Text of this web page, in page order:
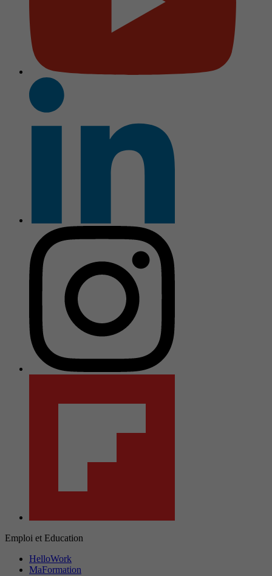
Emploi et Education
HelloWork
MaFormation